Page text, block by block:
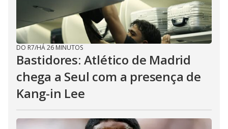
DO R7/HÁ 26 MINUTOS
Bastidores: Atlético de Madrid
chega a Seul com a presença de
Kang-in Lee